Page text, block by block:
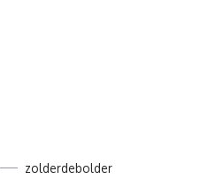
zolderdebolder